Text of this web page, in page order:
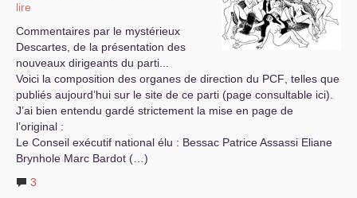
lire
Commentaires par le mystérieux
Descartes, de la présentation des
nouveaux dirigeants du parti...
Voici la composition des organes de direction du PCF , telles que
publiés aujourd’hui sur le site de ce parti (page consultable ici).
J’ai bien entendu gardé strictement la mise en page de
l’original :
Le Conseil exécutif national élu : Bessac Patrice Assassi Eliane
Brynhole Marc Bardot (…)
3